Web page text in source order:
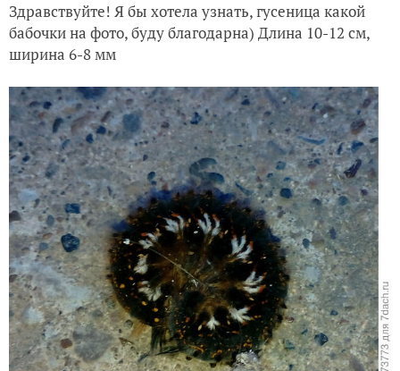
Здравствуйте! Я бы хотела узнать, гусеница какой
бабочки на фото, буду благодарна) Длина 10-12 см,
ширина 6-8 мм